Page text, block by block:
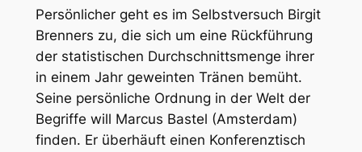
Persönlicher geht es im Selbstversuch Birgit
Brenners zu, die sich um eine Rückführung
der statistischen Durchschnittsmenge ihrer
in einem Jahr geweinten Tränen bemüht.
Seine persönliche Ordnung in der Welt der
Begriffe will Marcus Bastel (Amsterdam)
finden. Er überhäuft einen Konferenztisch